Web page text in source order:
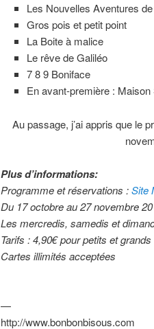
Les Nouvelles Aventures
Gros pois et petit point
La Boite à malice
Le rêve de Galiléo
7 8 9 Boniface
En avant-première :
Au passage, j’ai appris que le
Plus d’informations:
Programme et réservations :Site
Du 17 octobre au 27 novembre
Les mercredis, samedis et
Tarifs : 4,90€ pour petits et grands
Cartes illimités acceptées
—
http://www.bonbonbisous.com